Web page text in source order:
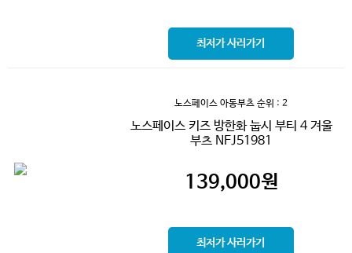
최저가 사러가기
노스페이스 아동부츠 순위 : 2
노스페이스 키즈 방한화 눕시 부티 4 겨울
부츠 NFJ51981
139,000원
최저가 사러가기